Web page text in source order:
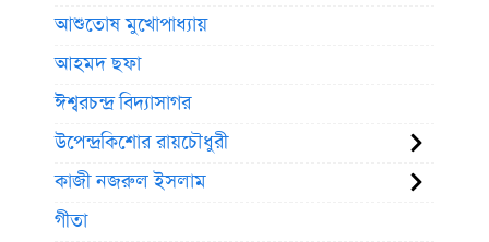
আশুতোষ মুখোপাধ্যায়
আহমদ ছফা
ঈশ্বরচন্দ্র বিদ্যাসাগর
উপেন্দ্রকিশোর রায়চৌধুরী
কাজী নজরুল ইসলাম
গীতা